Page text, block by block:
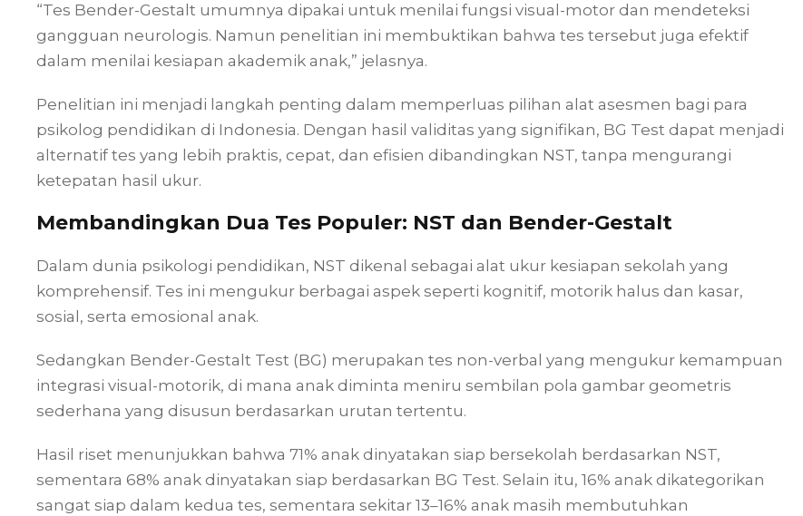
“Tes Bender-Gestalt umumnya dipakai untuk menilai fungsi visual-motor dan mendeteksi
gangguan neurologis. Namun penelitian ini membuktikan bahwa tes tersebut juga efektif
dalam menilai kesiapan akademik anak,” jelasnya.
Penelitian ini menjadi langkah penting dalam memperluas pilihan alat asesmen bagi para
psikolog pendidikan di Indonesia. Dengan hasil validitas yang signifikan, BG Test dapat menjadi
alternatif tes yang lebih praktis, cepat, dan efisien dibandingkan NST, tanpa mengurangi
ketepatan hasil ukur.
Membandingkan Dua Tes Populer: NST dan Bender-Gestalt
Dalam dunia psikologi pendidikan, NST dikenal sebagai alat ukur kesiapan sekolah yang
komprehensif. Tes ini mengukur berbagai aspek seperti kognitif, motorik halus dan kasar,
sosial, serta emosional anak.
Sedangkan Bender-Gestalt Test (BG) merupakan tes non-verbal yang mengukur kemampuan
integrasi visual-motorik, di mana anak diminta meniru sembilan pola gambar geometris
sederhana yang disusun berdasarkan urutan tertentu.
Hasil riset menunjukkan bahwa 71% anak dinyatakan siap bersekolah berdasarkan NST,
sementara 68% anak dinyatakan siap berdasarkan BG Test. Selain itu, 16% anak dikategorikan
sangat siap dalam kedua tes, sementara sekitar 13–16% anak masih membutuhkan